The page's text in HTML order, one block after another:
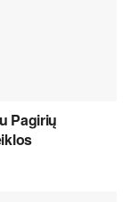
Pagirių